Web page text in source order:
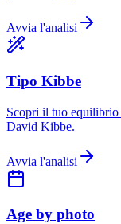
Avvia l'analisi
Tipo Kibbe
Scopri il tuo equilibrio
David Kibbe.
Avvia l'analisi
Age by photo